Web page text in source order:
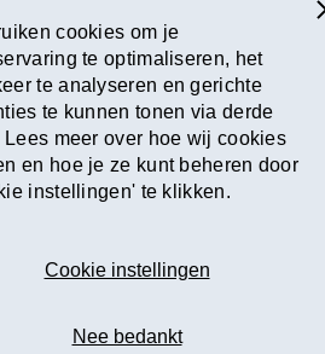
cookies om je
te optimaliseren, het
te analyseren en gerichte
te kunnen tonen via derde
Lees meer over hoe wij cookies
en hoe je ze kunt beheren door
instellingen' te klikken.
Cookie instellingen
Nee bedankt